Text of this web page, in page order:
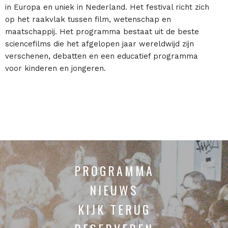
in Europa en uniek in Nederland. Het festival richt zich
op het raakvlak tussen film, wetenschap en
maatschappij. Het programma bestaat uit de beste
sciencefilms die het afgelopen jaar wereldwijd zijn
verschenen, debatten en een educatief programma
voor kinderen en jongeren.
PROGRAMMA
NIEUWS
KIJK TERUG